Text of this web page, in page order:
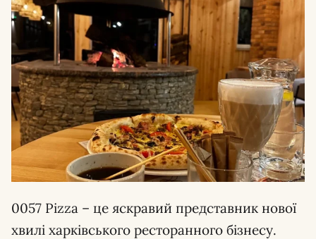
0057 Pizza – це яскравий представник нової
хвилі харківського ресторанного бізнесу.